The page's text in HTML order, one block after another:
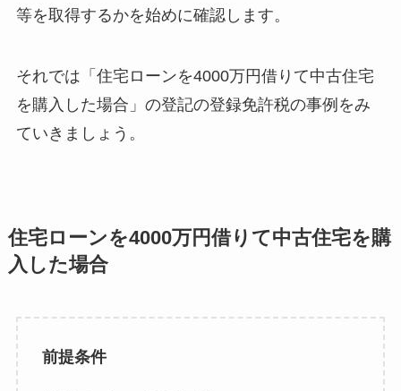
等を取得するかを始めに確認します。
それでは「住宅ローンを4000万円借りて中古住宅
を購入した場合」の登記の登録免許税の事例をみ
ていきましょう。
住宅ローンを4000万円借りて中古住宅を購
入した場合
前提条件